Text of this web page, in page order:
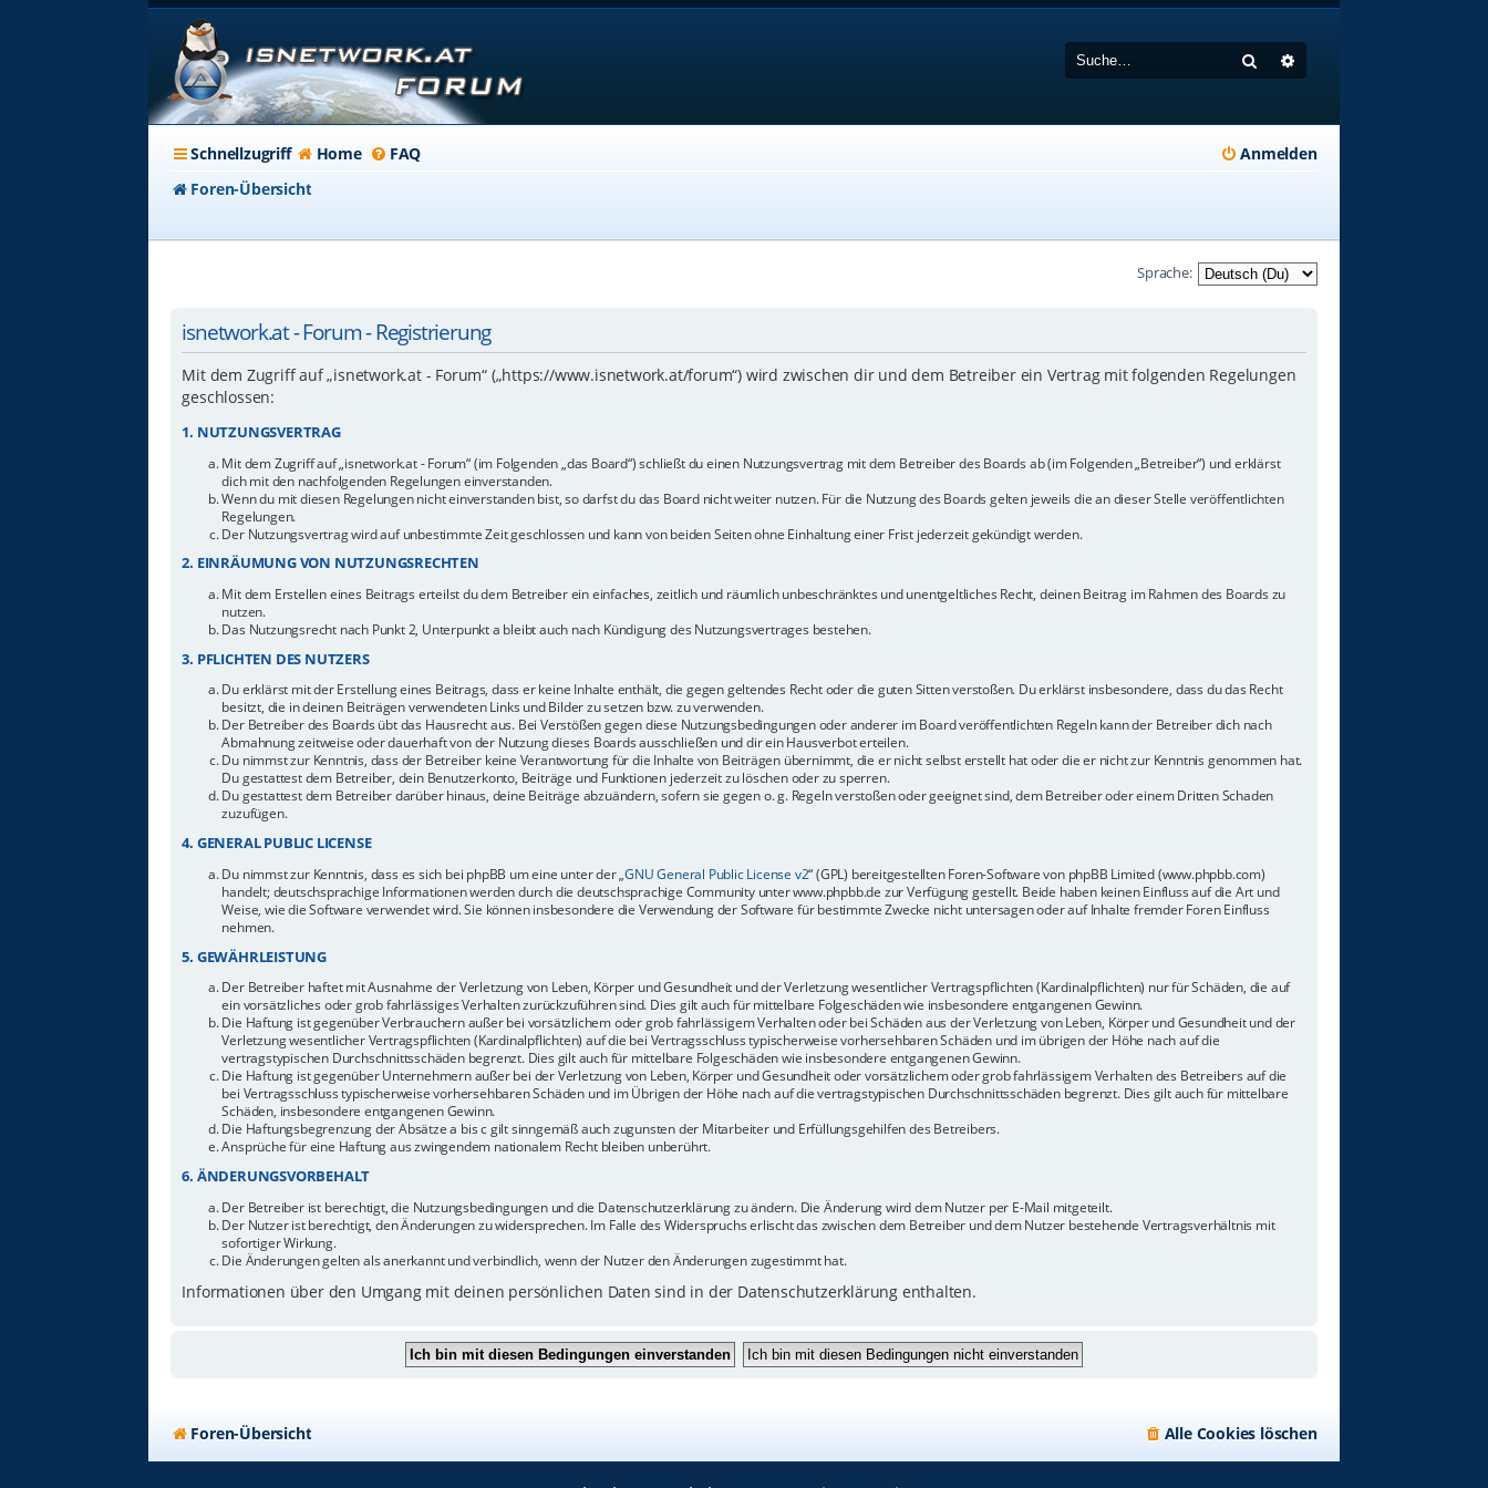
Suche
Schnellzugriff Home FAQ
Anmelden
Foren-Übersicht
Sprache:
isnetwork.at - Forum - Registrierung
Mit dem Zugriff auf „isnetwork.at - Forum“ („https://www.isnetwork.at/forum“) wird zwischen dir und dem Betreiber ein Vertrag mit folgenden Regelungen
geschlossen:
1. NUTZUNGSVERTRAG
Mit dem Zugriff auf „isnetwork.at - Forum“ (im Folgenden „das Board“) schließt du einen Nutzungsvertrag mit dem Betreiber des Boards ab (im Folgenden „Betreiber“) und erklärst
dich mit den nachfolgenden Regelungen einverstanden.
Wenn du mit diesen Regelungen nicht einverstanden bist, so darfst du das Board nicht weiter nutzen. Für die Nutzung des Boards gelten jeweils die an dieser Stelle veröffentlichten
Regelungen.
Der Nutzungsvertrag wird auf unbestimmte Zeit geschlossen und kann von beiden Seiten ohne Einhaltung einer Frist jederzeit gekündigt werden.
2. EINRÄUMUNG VON NUTZUNGSRECHTEN
Mit dem Erstellen eines Beitrags erteilst du dem Betreiber ein einfaches, zeitlich und räumlich unbeschränktes und unentgeltliches Recht, deinen Beitrag im Rahmen des Boards zu
nutzen.
Das Nutzungsrecht nach Punkt 2, Unterpunkt a bleibt auch nach Kündigung des Nutzungsvertrages bestehen.
3. PFLICHTEN DES NUTZERS
Du erklärst mit der Erstellung eines Beitrags, dass er keine Inhalte enthält, die gegen geltendes Recht oder die guten Sitten verstoßen. Du erklärst insbesondere, dass du das Recht
besitzt, die in deinen Beiträgen verwendeten Links und Bilder zu setzen bzw. zu verwenden.
Der Betreiber des Boards übt das Hausrecht aus. Bei Verstößen gegen diese Nutzungsbedingungen oder anderer im Board veröffentlichten Regeln kann der Betreiber dich nach
Abmahnung zeitweise oder dauerhaft von der Nutzung dieses Boards ausschließen und dir ein Hausverbot erteilen.
Du nimmst zur Kenntnis, dass der Betreiber keine Verantwortung für die Inhalte von Beiträgen übernimmt, die er nicht selbst erstellt hat oder die er nicht zur Kenntnis genommen hat.
Du gestattest dem Betreiber, dein Benutzerkonto, Beiträge und Funktionen jederzeit zu löschen oder zu sperren.
Du gestattest dem Betreiber darüber hinaus, deine Beiträge abzuändern, sofern sie gegen o. g. Regeln verstoßen oder geeignet sind, dem Betreiber oder einem Dritten Schaden
zuzufügen.
4. GENERAL PUBLIC LICENSE
Du nimmst zur Kenntnis, dass es sich bei phpBB um eine unter der „GNU General Public License v2“ (GPL) bereitgestellten Foren-Software von phpBB Limited (www.phpbb.com)
handelt; deutschsprachige Informationen werden durch die deutschsprachige Community unter www.phpbb.de zur Verfügung gestellt. Beide haben keinen Einfluss auf die Art und
Weise, wie die Software verwendet wird. Sie können insbesondere die Verwendung der Software für bestimmte Zwecke nicht untersagen oder auf Inhalte fremder Foren Einfluss
nehmen.
5. GEWÄHRLEISTUNG
Der Betreiber haftet mit Ausnahme der Verletzung von Leben, Körper und Gesundheit und der Verletzung wesentlicher Vertragspflichten (Kardinalpflichten) nur für Schäden, die auf
ein vorsätzliches oder grob fahrlässiges Verhalten zurückzuführen sind. Dies gilt auch für mittelbare Folgeschäden wie insbesondere entgangenen Gewinn.
Die Haftung ist gegenüber Verbrauchern außer bei vorsätzlichem oder grob fahrlässigem Verhalten oder bei Schäden aus der Verletzung von Leben, Körper und Gesundheit und der
Verletzung wesentlicher Vertragspflichten (Kardinalpflichten) auf die bei Vertragsschluss typischerweise vorhersehbaren Schäden und im übrigen der Höhe nach auf die
vertragstypischen Durchschnittsschäden begrenzt. Dies gilt auch für mittelbare Folgeschäden wie insbesondere entgangenen Gewinn.
Die Haftung ist gegenüber Unternehmern außer bei der Verletzung von Leben, Körper und Gesundheit oder vorsätzlichem oder grob fahrlässigem Verhalten des Betreibers auf die
bei Vertragsschluss typischerweise vorhersehbaren Schäden und im Übrigen der Höhe nach auf die vertragstypischen Durchschnittsschäden begrenzt. Dies gilt auch für mittelbare
Schäden, insbesondere entgangenen Gewinn.
Die Haftungsbegrenzung der Absätze a bis c gilt sinngemäß auch zugunsten der Mitarbeiter und Erfüllungsgehilfen des Betreibers.
Ansprüche für eine Haftung aus zwingendem nationalem Recht bleiben unberührt.
6. ÄNDERUNGSVORBEHALT
Der Betreiber ist berechtigt, die Nutzungsbedingungen und die Datenschutzerklärung zu ändern. Die Änderung wird dem Nutzer per E-Mail mitgeteilt.
Der Nutzer ist berechtigt, den Änderungen zu widersprechen. Im Falle des Widerspruchs erlischt das zwischen dem Betreiber und dem Nutzer bestehende Vertragsverhältnis mit
sofortiger Wirkung.
Die Änderungen gelten als anerkannt und verbindlich, wenn der Nutzer den Änderungen zugestimmt hat.
Informationen über den Umgang mit deinen persönlichen Daten sind in der Datenschutzerklärung enthalten.
Foren-Übersicht Alle Cookies löschen